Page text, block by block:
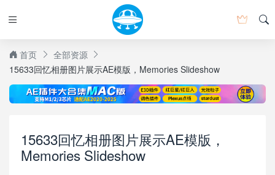
首页
全部资源
15633回忆相册图片展示AE模版，Memories Slideshow
15633回忆相册图片展示AE模版，
Memories Slideshow